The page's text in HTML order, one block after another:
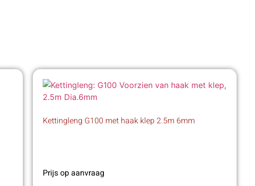
Kettingleng G100 met haak klep 2.5m 6mm
Prijs op aanvraag